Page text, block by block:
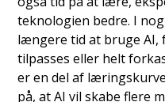
teknologien bedre. I
længere tid at bruge AI,
tilpasses eller helt
er en del af
på, at AI vil skabe flere